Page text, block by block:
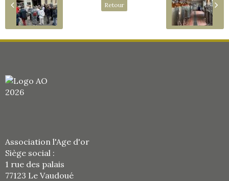
Retour
Association l'Age d'or
Siège social :
1 rue des palais
77123 Le Vaudoué